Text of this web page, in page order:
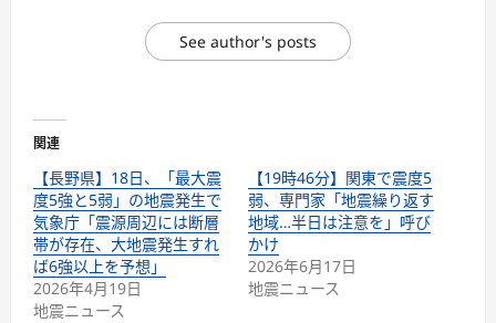
See author's posts
関連
【長野県】18日、「最大震
度5強と5弱」の地震発生で
気象庁「震源周辺には断層
帯が存在、大地震発生すれ
ば6強以上を予想」
2026年4月19日
地震ニュース
【19時46分】関東で震度5
弱、専門家「地震繰り返す
地域…半日は注意を」呼び
かけ
2026年6月17日
地震ニュース